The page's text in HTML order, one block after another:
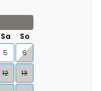
Sa
So
5 6
12 13